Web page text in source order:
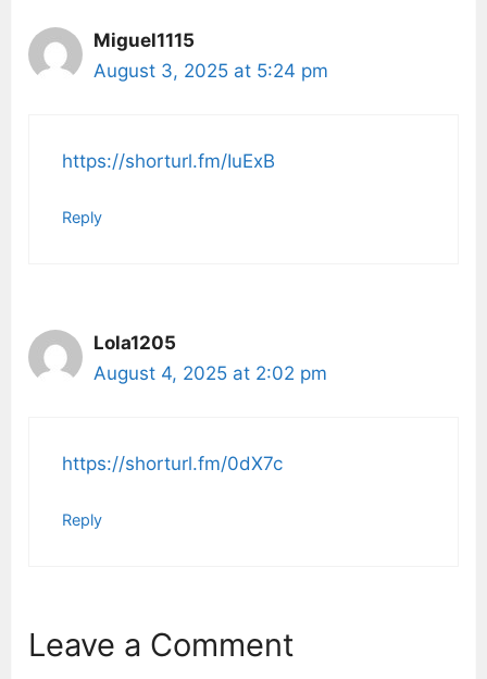
Miguel1115
August 3, 2025 at 5:24 pm
https://shorturl.fm/IuExB
Reply
Lola1205
August 4, 2025 at 2:02 pm
https://shorturl.fm/0dX7c
Reply
Leave a Comment